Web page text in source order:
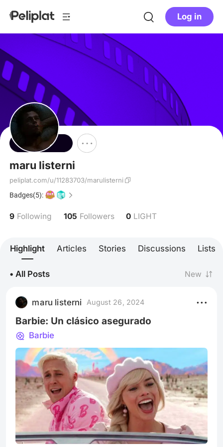
Log in
Follow
maru listerni
peliplat.com/u/11283703/marulisterni
Badges(5):
9 Following 105 Followers 0 LIGHT
Highlight Articles Stories Discussions Lists
• All Posts New
maru listerni August 26, 2024
Barbie: Un clásico asegurado
Barbie